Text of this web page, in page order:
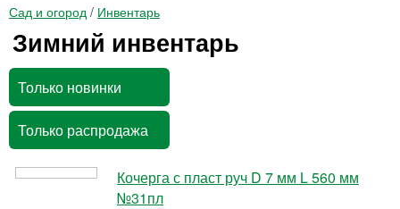
Сад и огород / Инвентарь
Зимний инвентарь
Только новинки
Только распродажа
Кочерга с пласт руч D 7 мм L 560 мм
№31пл